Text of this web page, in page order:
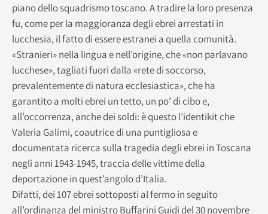
piano dello squadrismo toscano. A tradire la loro presenza
fu, come per la maggioranza degli ebrei arrestati in
lucchesia, il fatto di essere estranei a quella comunità.
«Stranieri» nella lingua e nell’origine, che «non parlavano
lucchese», tagliati fuori dalla «rete di soccorso,
prevalentemente di natura ecclesiastica», che ha
garantito a molti ebrei un tetto, un po’ di cibo e,
all’occorrenza, anche dei soldi: è questo l’identikit che
Valeria Galimi, coautrice di una puntigliosa e
documentata ricerca sulla tragedia degli ebrei in Toscana
negli anni 1943-1945, traccia delle vittime della
deportazione in quest’angolo d’Italia.
Difatti, dei 107 ebrei sottoposti al fermo in seguito
all’ordinanza del ministro Buffarini Guidi del 30 novembre